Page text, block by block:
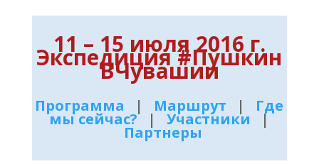
11 – 15 июля 2016 г.
Экспедиция #Пушкин
ВЧувашии
Программа | Маршрут | Где
мы сейчас?|Участники |
Партнеры